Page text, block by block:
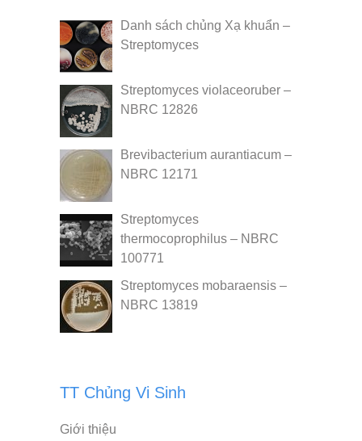
Danh sách chủng Xạ khuẩn –
Streptomyces
Streptomyces violaceoruber –
NBRC 12826
Brevibacterium aurantiacum –
NBRC 12171
Streptomyces
thermocoprophilus – NBRC
100771
Streptomyces mobaraensis –
NBRC 13819
TT Chủng Vi Sinh
Giới thiệu